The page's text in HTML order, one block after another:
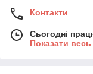
Контакти
Сьогодні
Показати